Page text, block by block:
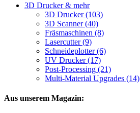
3D Drucker & mehr
3D Drucker (103)
3D Scanner (40)
Fräsmaschinen (8)
Lasercutter (9)
Schneideplotter (6)
UV Drucker (17)
Post-Processing (21)
Multi-Material Upgrades (14)
Aus unserem Magazin: